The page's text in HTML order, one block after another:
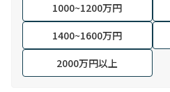
1000~1200万円
1400~1600万円
2000万円以上